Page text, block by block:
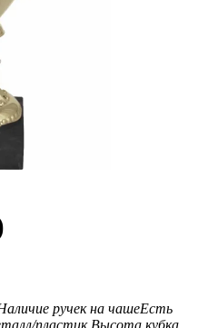
ручек на чашеЕсть
пластик Высота кубка,